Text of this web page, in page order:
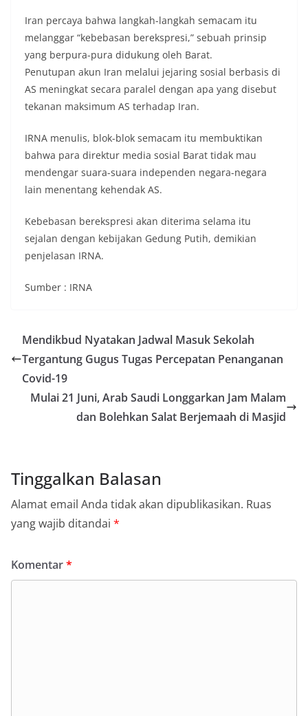
Iran percaya bahwa langkah-langkah semacam itu
melanggar “kebebasan berekspresi,” sebuah prinsip
yang berpura-pura didukung oleh Barat.
Penutupan akun Iran melalui jejaring sosial berbasis di
AS meningkat secara paralel dengan apa yang disebut
tekanan maksimum AS terhadap Iran.
IRNA menulis, blok-blok semacam itu membuktikan
bahwa para direktur media sosial Barat tidak mau
mendengar suara-suara independen negara-negara
lain menentang kehendak AS.
Kebebasan berekspresi akan diterima selama itu
sejalan dengan kebijakan Gedung Putih, demikian
penjelasan IRNA.
Sumber : IRNA
Mendikbud Nyatakan Jadwal Masuk Sekolah
Tergantung Gugus Tugas Percepatan Penanganan
Covid-19
Mulai 21 Juni, Arab Saudi Longgarkan Jam Malam
dan Bolehkan Salat Berjemaah di Masjid
Tinggalkan Balasan
Alamat email Anda tidak akan dipublikasikan. Ruas
yang wajib ditandai *
Komentar*